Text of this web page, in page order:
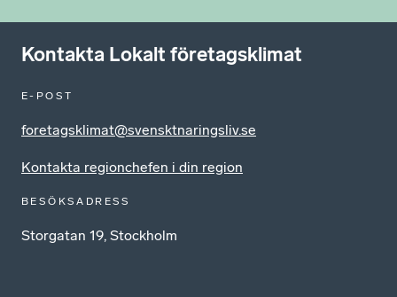
Kontakta Lokalt företagsklimat
E-POST
foretagsklimat@svensktnaringsliv.se
Kontakta regionchefen i din region
BESÖKSADRESS
Storgatan 19, Stockholm